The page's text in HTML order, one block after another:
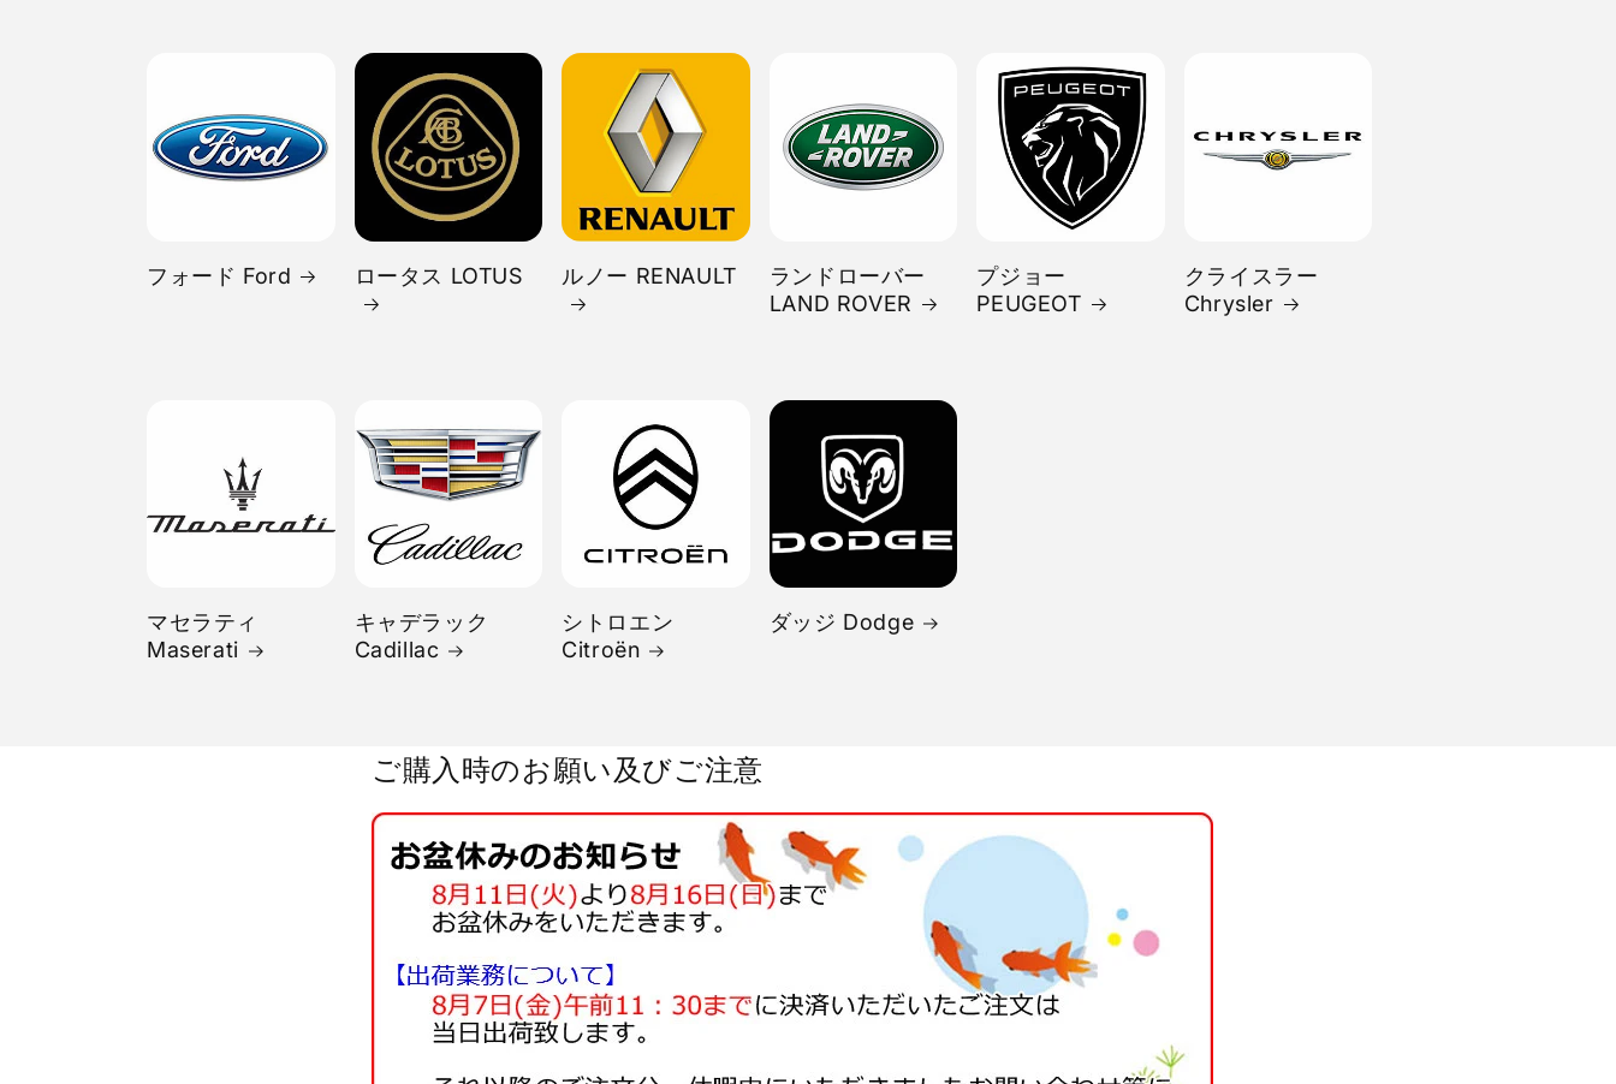
フォード Ford ロータス LOTUS ルノー RENAULT
ランドローバー
LAND ROVER
プジョー
PEUGEOT
クライスラー
Chrysler
マセラティ
Maserati
キャデラック
Cadillac
シトロエン
Citroën
ダッジ Dodge
ご購入時のお願い及びご注意